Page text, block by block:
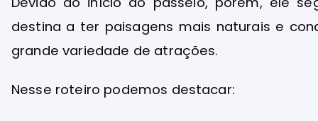
destina a ter paisagens mais naturais e
grande variedade de atrações.
Nesse roteiro podemos destacar: